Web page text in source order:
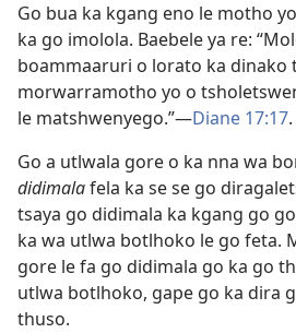
Go bua ka kgang eno le motho
ka go imolola. Baebele ya re:
boammaaruri o lorato ka dinako
morwarramotho yo o
le matshwenyego.”​—Diane 17:17.
Go a utlwala gore o ka nna wa
didimalafela ka se se go
tsaya go didimala ka kgang go
ka wa utlwa botlhoko le go feta.
gore le fa go didimala go ka go
utlwa botlhoko, gape go ka dira
thuso.